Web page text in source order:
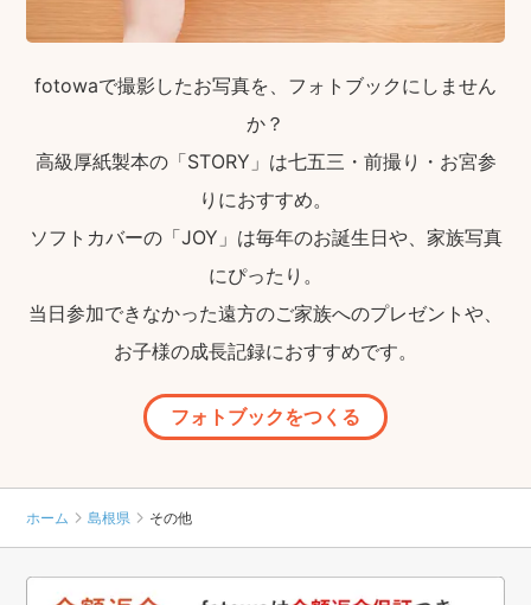
fotowaで撮影したお写真を、フォトブックにしません
か？
高級厚紙製本の「STORY」は七五三・前撮り・お宮参
りにおすすめ。
ソフトカバーの「JOY」は毎年のお誕生日や、家族写真
にぴったり。
当日参加できなかった遠方のご家族へのプレゼントや、
お子様の成長記録におすすめです。
フォトブックをつくる
ホーム 島根県 その他